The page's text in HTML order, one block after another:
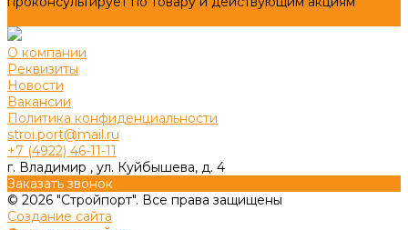
О компании
Реквизиты
Новости
Вакансии
Политика конфиденциальности
stroi.port@mail.ru
+7 (4922) 46-11-11
г. Владимир , ул. Куйбышева, д. 4
Заказать звонок
© 2026 "Стройпорт". Все права защищены
Создание сайта